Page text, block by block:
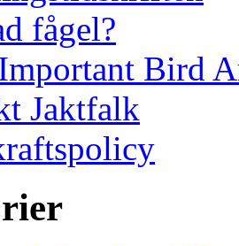
fågel?
Bird
Jaktfalk